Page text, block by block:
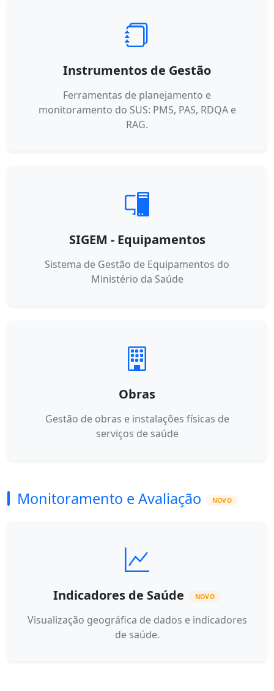
Instrumentos de Gestão
Ferramentas de planejamento e
monitoramento do SUS: PMS, PAS, RDQA e
RAG.
SIGEM - Equipamentos
Sistema de Gestão de Equipamentos do
Ministério da Saúde
Obras
Gestão de obras e instalações físicas de
serviços de saúde
Monitoramento e Avaliação NOVO
Indicadores de Saúde NOVO
Visualização geográfica de dados e indicadores
de saúde.